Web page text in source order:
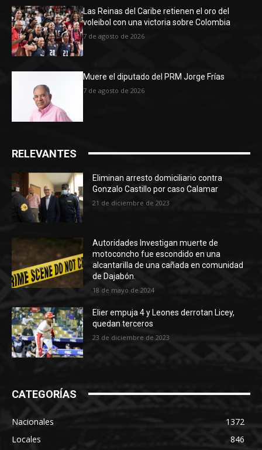
Las Reinas del Caribe retienen el oro del
voleibol con una victoria sobre Colombia
7 de agosto de 2026
Muere el diputado del PRM Jorge Frías
7 de agosto de 2026
RELEVANTES
Eliminan arresto domiciliario contra
Gonzalo Castillo por caso Calamar
21 de diciembre de 2023
Autoridades Investigan muerte de
motoconcho fue escondido en una
alcantarilla de una cañada en comunidad
de Dajabón.
18 de mayo de 2024
Elier empuja 4 y Leones derrotan Licey,
quedan terceros
23 de diciembre de 2023
CATEGORÍAS
Nacionales
1372
Locales
846